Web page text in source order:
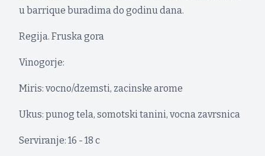
u barrique buradima do godinu dana.
Regija. Fruska gora
Vinogorje:
Miris: vocno/dzemsti, zacinske arome
Ukus: punog tela, somotski tanini, vocna zavrsnica
Serviranje: 16 - 18 c